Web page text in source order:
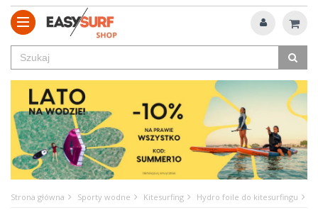
Strona główna Sporty wodne Kitesurfing Hydro foile do kitesurfingu